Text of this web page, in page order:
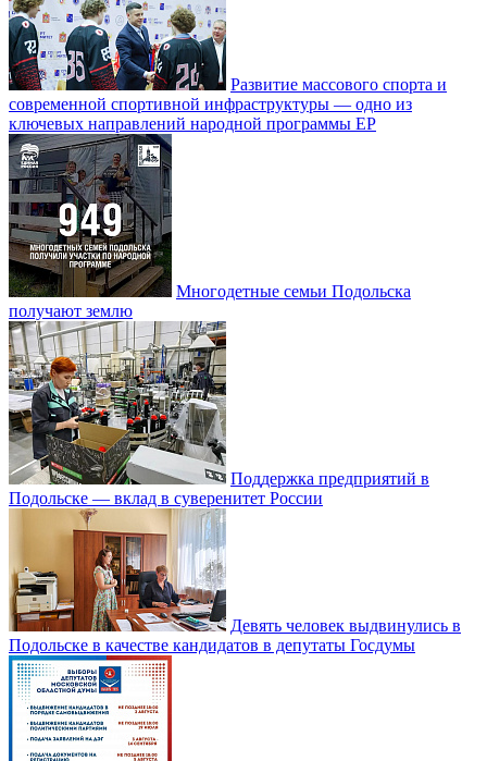
Развитие массового спорта и
современной спортивной инфраструктуры — одно из
ключевых направлений народной программы ЕР
Многодетные семьи Подольска
получают землю
Поддержка предприятий в
Подольске — вклад в суверенитет России
Девять человек выдвинулись в
Подольске в качестве кандидатов в депутаты Госдумы